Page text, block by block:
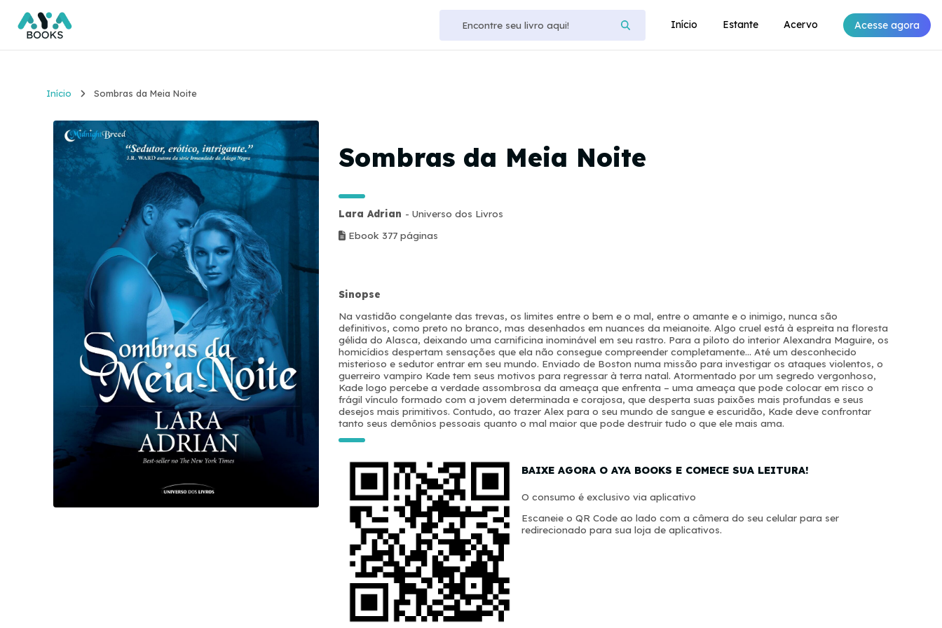
Início Estante Acervo Acesse agora
Início Sombras da Meia Noite
Sombras da Meia Noite
Lara Adrian - Universo dos Livros
Ebook 377 páginas
Sinopse
Na vastidão congelante das trevas, os limites entre o bem e o mal, entre o amante e o inimigo, nunca são
definitivos, como preto no branco, mas desenhados em nuances da meianoite. Algo cruel está à espreita na floresta
gélida do Alasca, deixando uma carnificina inominável em seu rastro. Para a piloto do interior Alexandra Maguire, os
homicídios despertam sensações que ela não consegue compreender completamente... Até um desconhecido
misterioso e sedutor entrar em seu mundo. Enviado de Boston numa missão para investigar os ataques violentos, o
guerreiro vampiro Kade tem seus motivos para regressar à terra natal. Atormentado por um segredo vergonhoso,
Kade logo percebe a verdade assombrosa da ameaça que enfrenta – uma ameaça que pode colocar em risco o
frágil vínculo formado com a jovem determinada e corajosa, que desperta suas paixões mais profundas e seus
desejos mais primitivos. Contudo, ao trazer Alex para o seu mundo de sangue e escuridão, Kade deve confrontar
tanto seus demônios pessoais quanto o mal maior que pode destruir tudo o que ele mais ama.
BAIXE AGORA O AYA BOOKS E COMECE SUA LEITURA!
O consumo é exclusivo via aplicativo
Escaneie o QR Code ao lado com a câmera do seu celular para ser
redirecionado para sua loja de aplicativos.